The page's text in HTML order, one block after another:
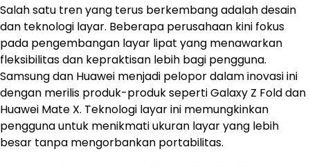
Salah satu tren yang terus berkembang adalah desain
dan teknologi layar. Beberapa perusahaan kini fokus
pada pengembangan layar lipat yang menawarkan
fleksibilitas dan kepraktisan lebih bagi pengguna.
Samsung dan Huawei menjadi pelopor dalam inovasi ini
dengan merilis produk-produk seperti Galaxy Z Fold dan
Huawei Mate X. Teknologi layar ini memungkinkan
pengguna untuk menikmati ukuran layar yang lebih
besar tanpa mengorbankan portabilitas.